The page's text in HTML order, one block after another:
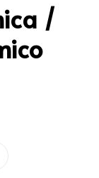
/